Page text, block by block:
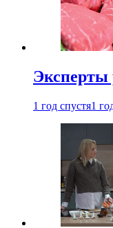
Эксперты
1 год спустя1